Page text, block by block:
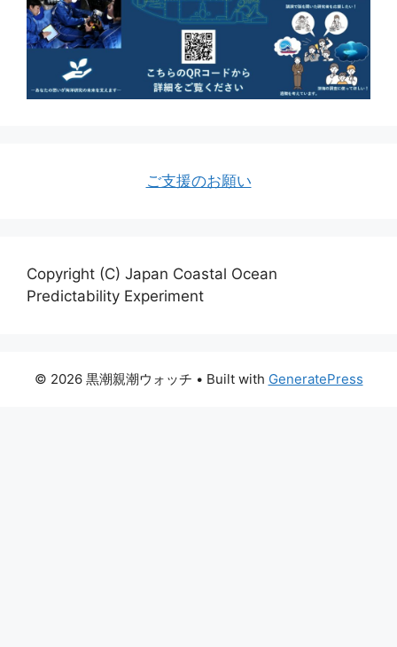
ご支援のお願い
Copyright (C) Japan Coastal Ocean
Predictability Experiment
© 2026 黒潮親潮ウォッチ • Built with GeneratePress